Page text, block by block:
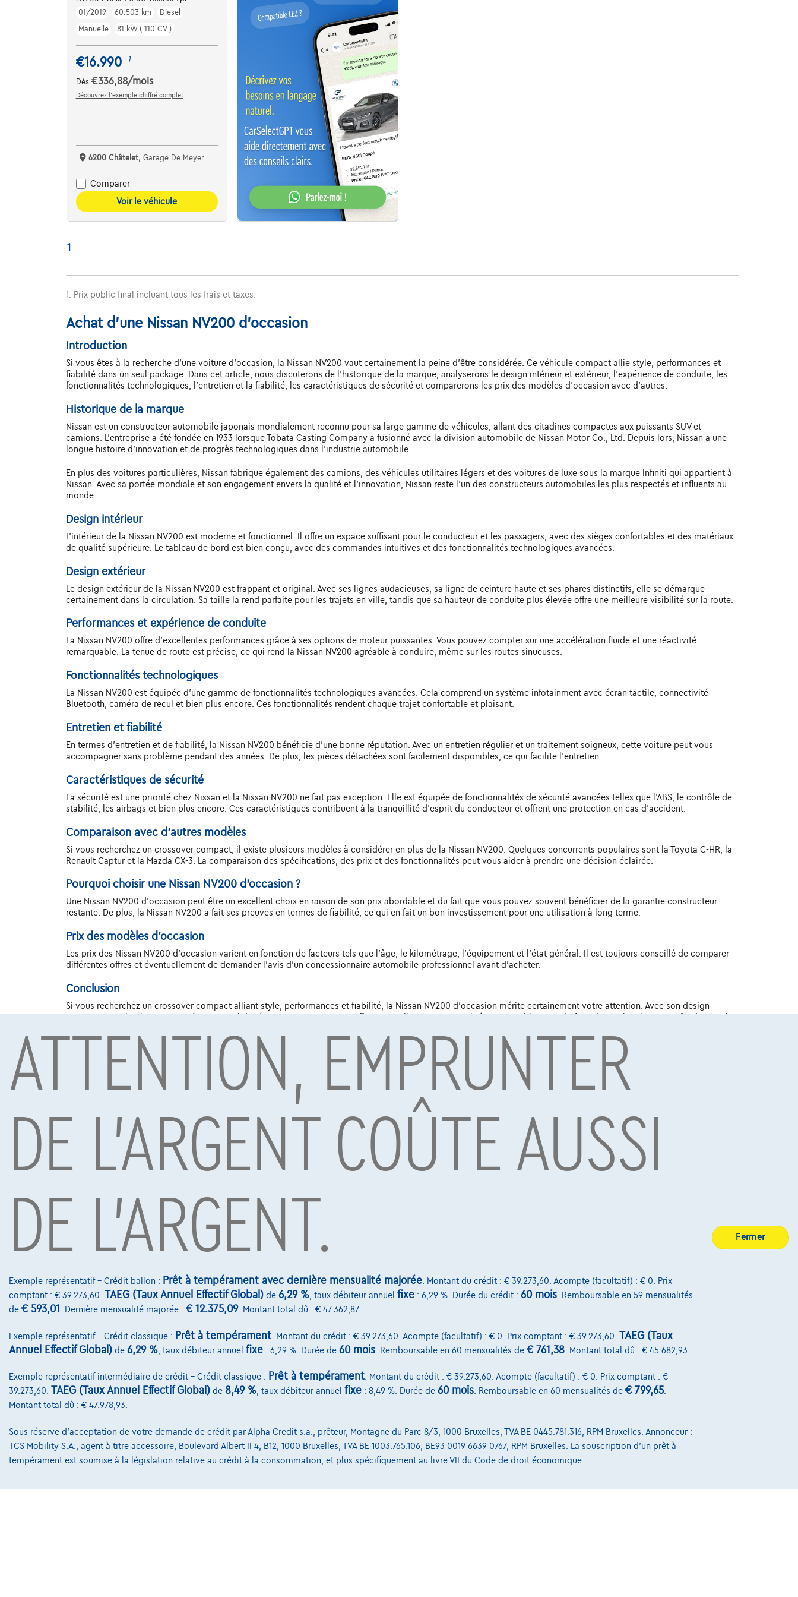
01/2019
60.503 km
Diesel
Manuelle
81 kW ( 110 CV )
€16.990 1
Dès €336,88/mois
Découvrez l’exemple chiffré complet
6200 Châtelet, Garage De Meyer
Comparer
Voir le véhicule
1
1. Prix public final incluant tous les frais et taxes.
Achat d'une Nissan NV200 d'occasion
Introduction
Si vous êtes à la recherche d'une voiture d'occasion, la Nissan NV200 vaut certainement la peine d'être considérée. Ce véhicule compact allie style, performances et
fiabilité dans un seul package. Dans cet article, nous discuterons de l'historique de la marque, analyserons le design intérieur et extérieur, l'expérience de conduite, les
fonctionnalités technologiques, l'entretien et la fiabilité, les caractéristiques de sécurité et comparerons les prix des modèles d'occasion avec d'autres.
Historique de la marque
Nissan est un constructeur automobile japonais mondialement reconnu pour sa large gamme de véhicules, allant des citadines compactes aux puissants SUV et
camions. L'entreprise a été fondée en 1933 lorsque Tobata Casting Company a fusionné avec la division automobile de Nissan Motor Co., Ltd. Depuis lors, Nissan a une
longue histoire d'innovation et de progrès technologiques dans l'industrie automobile.
En plus des voitures particulières, Nissan fabrique également des camions, des véhicules utilitaires légers et des voitures de luxe sous la marque Infiniti qui appartient à
Nissan. Avec sa portée mondiale et son engagement envers la qualité et l'innovation, Nissan reste l'un des constructeurs automobiles les plus respectés et influents au
monde.
Design intérieur
L'intérieur de la Nissan NV200 est moderne et fonctionnel. Il offre un espace suffisant pour le conducteur et les passagers, avec des sièges confortables et des matériaux
de qualité supérieure. Le tableau de bord est bien conçu, avec des commandes intuitives et des fonctionnalités technologiques avancées.
Design extérieur
Le design extérieur de la Nissan NV200 est frappant et original. Avec ses lignes audacieuses, sa ligne de ceinture haute et ses phares distinctifs, elle se démarque
certainement dans la circulation. Sa taille la rend parfaite pour les trajets en ville, tandis que sa hauteur de conduite plus élevée offre une meilleure visibilité sur la route.
Performances et expérience de conduite
La Nissan NV200 offre d'excellentes performances grâce à ses options de moteur puissantes. Vous pouvez compter sur une accélération fluide et une réactivité
remarquable. La tenue de route est précise, ce qui rend la Nissan NV200 agréable à conduire, même sur les routes sinueuses.
Fonctionnalités technologiques
La Nissan NV200 est équipée d'une gamme de fonctionnalités technologiques avancées. Cela comprend un système infotainment avec écran tactile, connectivité
Bluetooth, caméra de recul et bien plus encore. Ces fonctionnalités rendent chaque trajet confortable et plaisant.
Entretien et fiabilité
En termes d'entretien et de fiabilité, la Nissan NV200 bénéficie d'une bonne réputation. Avec un entretien régulier et un traitement soigneux, cette voiture peut vous
accompagner sans problème pendant des années. De plus, les pièces détachées sont facilement disponibles, ce qui facilite l'entretien.
Caractéristiques de sécurité
La sécurité est une priorité chez Nissan et la Nissan NV200 ne fait pas exception. Elle est équipée de fonctionnalités de sécurité avancées telles que l'ABS, le contrôle de
stabilité, les airbags et bien plus encore. Ces caractéristiques contribuent à la tranquillité d'esprit du conducteur et offrent une protection en cas d'accident.
Comparaison avec d'autres modèles
Si vous recherchez un crossover compact, il existe plusieurs modèles à considérer en plus de la Nissan NV200. Quelques concurrents populaires sont la Toyota C-HR, la
Renault Captur et la Mazda CX-3. La comparaison des spécifications, des prix et des fonctionnalités peut vous aider à prendre une décision éclairée.
Pourquoi choisir une Nissan NV200 d'occasion ?
Une Nissan NV200 d'occasion peut être un excellent choix en raison de son prix abordable et du fait que vous pouvez souvent bénéficier de la garantie constructeur
restante. De plus, la Nissan NV200 a fait ses preuves en termes de fiabilité, ce qui en fait un bon investissement pour une utilisation à long terme.
Prix des modèles d'occasion
Les prix des Nissan NV200 d'occasion varient en fonction de facteurs tels que l'âge, le kilométrage, l'équipement et l'état général. Il est toujours conseillé de comparer
différentes offres et éventuellement de demander l'avis d'un concessionnaire automobile professionnel avant d'acheter.
Conclusion
Si vous recherchez un crossover compact alliant style, performances et fiabilité, la Nissan NV200 d'occasion mérite certainement votre attention. Avec son design
d'autres modèles spécifiques de cette marque ? Alors découvrez ici à l'avance
Nissan Qashqai,Nissan Micra etNissan Juke .
Sous réserve d’acceptation de votre demande de crédit par Alpha Credit s.a., prêteur, Montagne du Parc 8/3, 1000 Bruxelles, TVA BE 0445.781.316, RPM Bruxelles. Adverteerder: TCS
Mobility S.A., agent in bijkomstige hoedanigheid, Boulevard Albert II 4, B12, 1000 Brussel, BTW BE 1003.765.106, BE93 0019 6639 0767, RPM Brussel.
Voitures les plus populaires Découvrez toute la gamme Nissan
82.602 km | 04/2021
€13.490 1
Dès €267,48
26.202 km | 11/2024
€24.995 1
Dès €377,41/mois avec une dernière
mensualité de€7.875,91
Exemple chiffré complet
0 km | 03/2026
€28.998 1
Dès €437,86 /moisavec une dernière
mensualité de€9.137,26
Exemple chiffré complet
45.619 km | 07/2022
€12.490 1
Dès€239,67
avec une dernière
mensualité de €3.362,17
Exemple chiffré complet
ATTENTION, EMPRUNTER
DE L'ARGENT COÛTE AUSSI
DE L'ARGENT.
Exemple représentatif – Crédit ballon : Prêt à tempérament avec dernière mensualité majorée . Montant du crédit : € 39.273,60. Acompte (facultatif) : € 0. Prix
comptant : € 39.273,60. TAEG (Taux Annuel Effectif Global) de 6,29 % , taux débiteur annuel fixe : 6,29 %. Durée du crédit : 60 mois . Remboursable en 59 mensualités
de € 593,01 . Dernière mensualité majorée : € 12.375,09. Montant total dû : € 47.362,87.
Exemple représentatif – Crédit classique : Prêt à tempérament . Montant du crédit : € 39.273,60. Acompte (facultatif) : € 0. Prix comptant : € 39.273,60. TAEG (Taux
Annuel Effectif Global) de 6,29 % , taux débiteur annuel fixe : 6,29 %. Durée de 60 mois . Remboursable en 60 mensualités de € 761,38 . Montant total dû : € 45.682,93.
Exemple représentatif intermédiaire de crédit – Crédit classique : Prêt à tempérament. Montant du crédit : € 39.273,60. Acompte (facultatif) : € 0. Prix comptant : €
39.273,60.
TAEG (Taux Annuel Effectif Global) de 8,49 %, taux débiteur annuel fixe : 8,49 %. Durée de 60 mois. Remboursable en 60 mensualités de € 799,65.
Montant total dû : € 47.978,93.
Sous réserve d'acceptation de votre demande de crédit par Alpha Credit s.a., prêteur, Montagne du Parc 8/3, 1000 Bruxelles, TVA BE 0445.781.316, RPM Bruxelles. Annonceur :
TCS Mobility S.A., agent à titre accessoire, Boulevard Albert II 4, B12, 1000 Bruxelles, TVA BE 1003.765.106, BE93 0019 6639 0767, RPM Bruxelles. La souscription d'un prêt à
tempérament est soumise à la législation relative au crédit à la consommation, et plus spécifiquement au livre VII du Code de droit économique.
Fermer
Contact Services & Solutions Sur Nous